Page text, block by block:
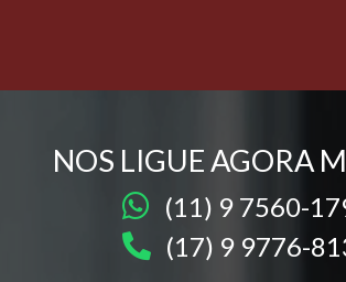
NOS LIGUE AGORA
(11) 9 7560-
(17) 9 9776-